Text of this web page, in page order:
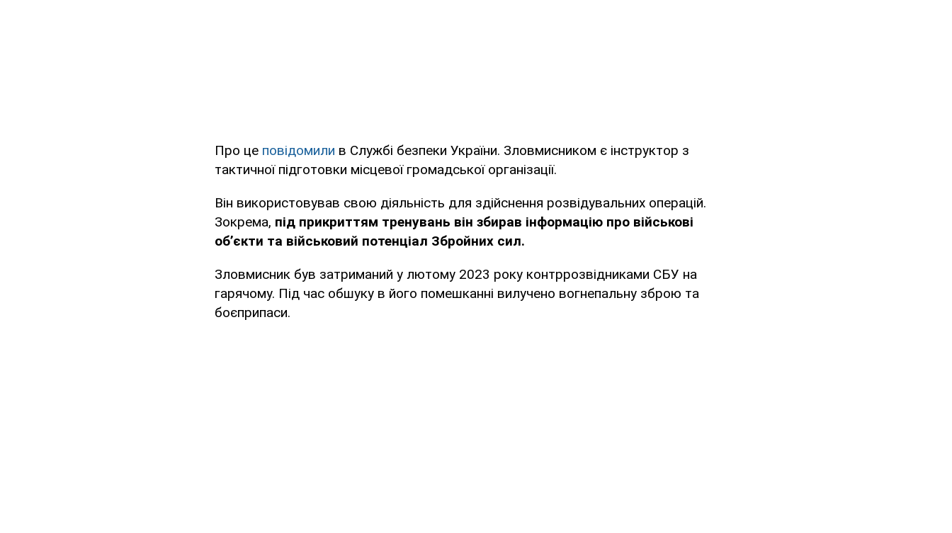
Про це повідомили в Службі безпеки України. Зловмисником є інструктор з
тактичної підготовки місцевої громадської організації.
Він використовував свою діяльність для здійснення розвідувальних операцій.
Зокрема, під прикриттям тренувань він збирав інформацію про військові
об’єкти та військовий потенціал Збройних сил.
Зловмисник був затриманий у лютому 2023 року контррозвідниками СБУ на
гарячому. Під час обшуку в його помешканні вилучено вогнепальну зброю та
боєприпаси.